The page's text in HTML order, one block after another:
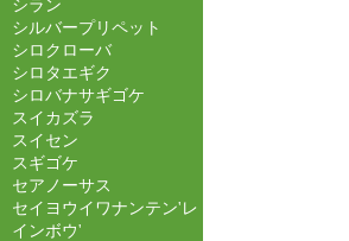
シラン
シルバープリペット
シロクローバ
シロタエギク
シロバナサギゴケ
スイカズラ
スイセン
スギゴケ
セアノーサス
セイヨウイワナンテン'レ
インボウ'